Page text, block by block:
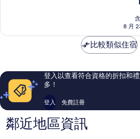
因
棒
評
論
8 月
比較類似住宿
登入以查看符合資格的折扣和
多！
登入 免費註冊
鄰近地區資訊